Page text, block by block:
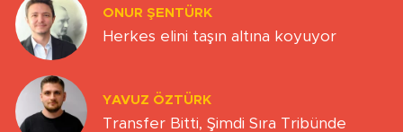
ONUR ŞENTÜRK
Herkes elini taşın altına koyuyor
YAVUZ ÖZTÜRK
Transfer Bitti, Şimdi Sıra Tribünde